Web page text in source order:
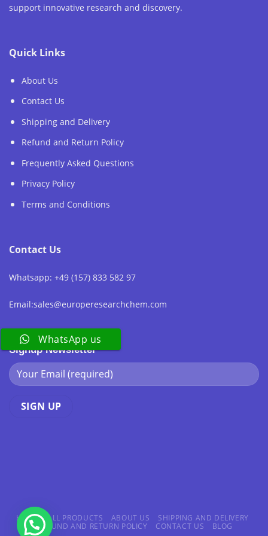
support innovative research and discovery.
Quick Links
About Us
Contact Us
Shipping and Delivery
Refund and Return Policy
Frequently Asked Questions
Privacy Policy
Terms and Conditions
Contact Us
Whatsapp: +49 (157) 833 582 97
Email:sales@europeresearchchem.com
Signup Newsletter
HOME ALL PRODUCTS ABOUT US
SHIPPING AND DELIVERY
REFUND AND RETURN POLICY
CONTACT US BLOG
WhatsApp us